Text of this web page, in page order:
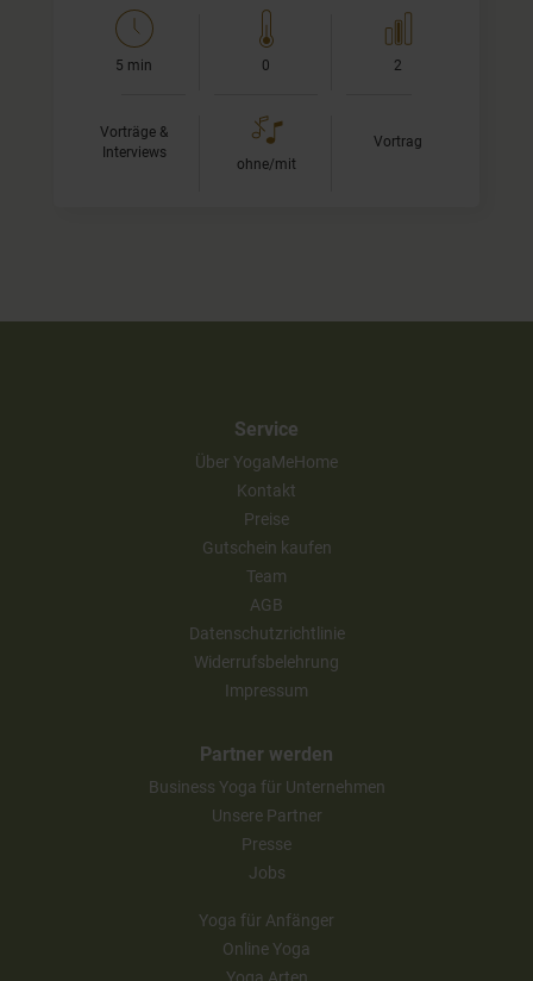
5 min 0 2
Vorträge &
Interviews
ohne/mit
Vortrag
Service
Über YogaMeHome
Kontakt
Preise
Gutschein kaufen
Team
AGB
Datenschutzrichtlinie
Widerrufsbelehrung
Impressum
Partner werden
Business Yoga für Unternehmen
Unsere Partner
Presse
Jobs
Yoga für Anfänger
Online Yoga